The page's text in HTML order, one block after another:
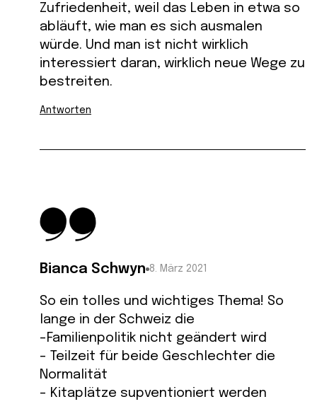
Zufriedenheit, weil das Leben in etwa so
abläuft, wie man es sich ausmalen
würde. Und man ist nicht wirklich
interessiert daran, wirklich neue Wege zu
bestreiten.
Antworten
Bianca Schwyn 8. März 2021
So ein tolles und wichtiges Thema! So
lange in der Schweiz die
-Familienpolitik nicht geändert wird
– Teilzeit für beide Geschlechter die
Normalität
– Kitaplätze supventioniert werden